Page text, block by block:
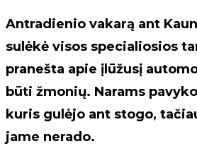
Antradienio vakarą ant
sulėkė visos specialiosios
pranešta apie įlūžusį
būti žmonių. Narams
kuris gulėjo ant stogo,
jame nerado.